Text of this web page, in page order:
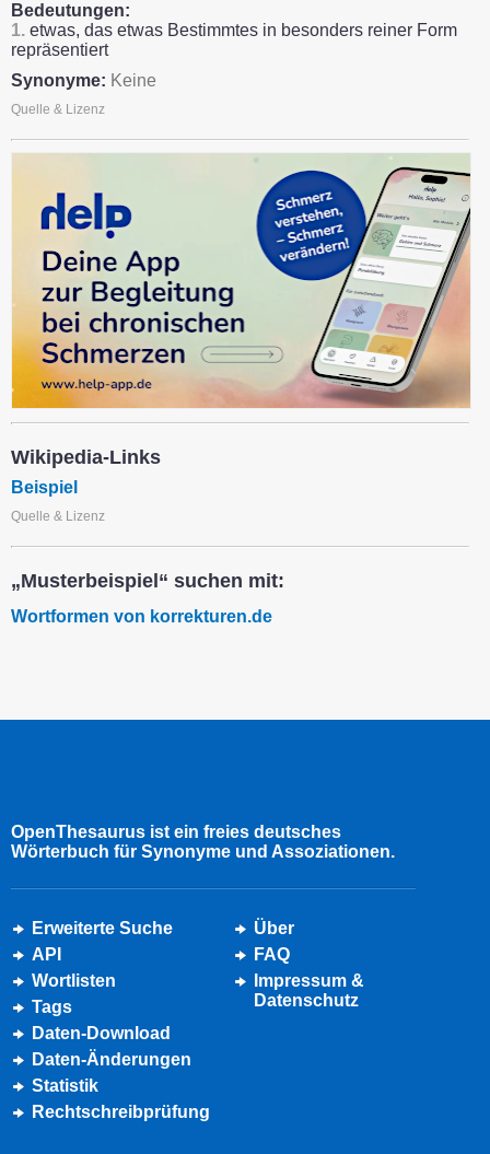
Bedeutungen:
1. etwas, das etwas Bestimmtes in besonders reiner Form
repräsentiert
Synonyme: Keine
Quelle & Lizenz
Wikipedia-Links
Beispiel
Quelle & Lizenz
„Musterbeispiel“ suchen mit:
Wortformen von korrekturen.de
OpenThesaurus ist ein freies deutsches
Wörterbuch für Synonyme und Assoziationen.
Erweiterte Suche
API
Wortlisten
Tags
Daten-Download
Daten-Änderungen
Statistik
Rechtschreibprüfung
Über
FAQ
Impressum &
Datenschutz